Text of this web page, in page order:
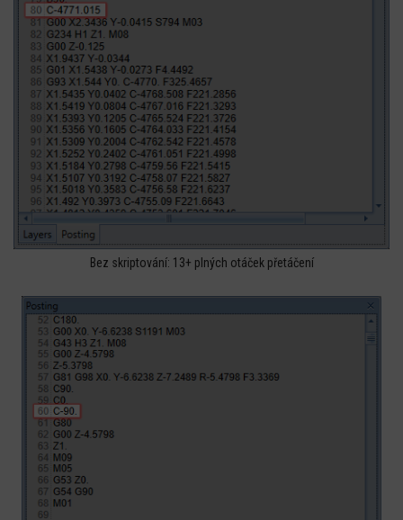
Bez skriptování: 13+ plných otáček přetáčení